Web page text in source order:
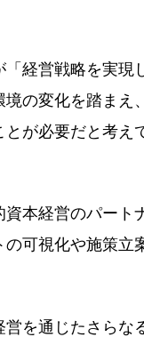
「経営戦略を実現
境の変化を踏まえ
が必要だと考え
資本経営のパート
の可視化や施策立
を通じたさらな